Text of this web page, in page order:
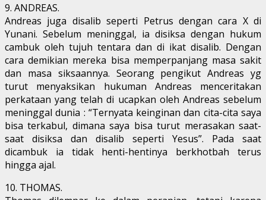
9. ANDREAS.
Andreas juga disalib seperti Petrus dengan cara X di
Yunani. Sebelum meninggal, ia disiksa dengan hukum
cambuk oleh tujuh tentara dan di ikat disalib. Dengan
cara demikian mereka bisa memperpanjang masa sakit
dan masa siksaannya. Seorang pengikut Andreas yg
turut menyaksikan hukuman Andreas menceritakan
perkataan yang telah di ucapkan oleh Andreas sebelum
meninggal dunia : “Ternyata keinginan dan cita-cita saya
bisa terkabul, dimana saya bisa turut merasakan saat-
saat disiksa dan disalib seperti Yesus”. Pada saat
dicambuk ia tidak henti-hentinya berkhotbah terus
hingga ajal.
10. THOMAS.